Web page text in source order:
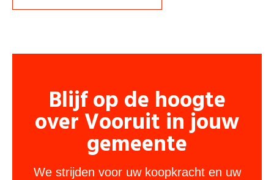
Blijf op de hoogte
over Vooruit in jouw
gemeente
We strijden voor uw koopkracht en uw